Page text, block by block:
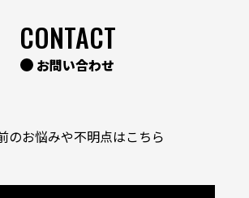
CONTACT
お問い合わせ
のお悩みや不明点はこちら